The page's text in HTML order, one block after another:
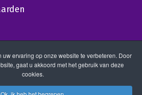
uw ervaring op onze website te verbeteren. Door
gaat u akkoord met het gebruik van deze
cookies.